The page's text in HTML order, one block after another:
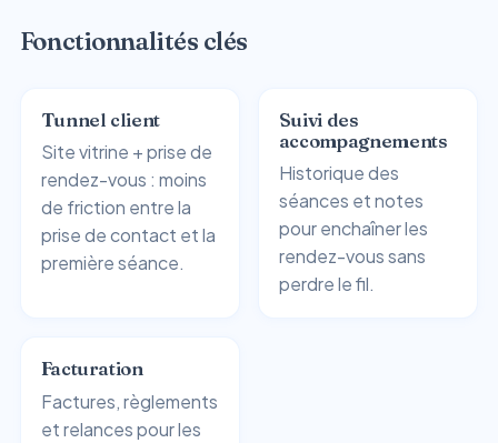
Fonctionnalités clés
Tunnel client
Site vitrine + prise de
rendez-vous : moins
de friction entre la
prise de contact et la
première séance.
Suivi des
accompagnements
Historique des
séances et notes
pour enchaîner les
rendez-vous sans
perdre le fil.
Facturation
Factures, règlements
et relances pour les